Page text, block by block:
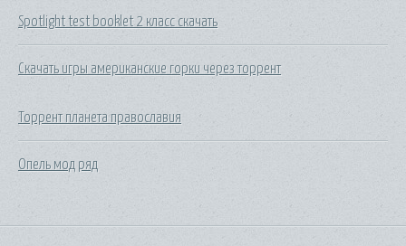
Spotlight test booklet 2 класс скачать
Скачать игры американские горки через торрент
Торрент планета православия
Опель мод ряд